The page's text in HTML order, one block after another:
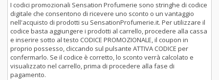
I codici promozionali Sensation Profumerie sono stringhe di codice
digitale che consentono di ricevere uno sconto o un vantaggio
nell'acquisto di prodotti su SensationProfumerie.it. Per utilizzare il
codice basta aggiungere i prodotti al carrello, procedere alla cassa
e inserire sotto al testo CODICE PROMOZIONALE, il coupon in
proprio possesso, cliccando sul pulsante ATTIVA CODICE per
confermarlo. Se il codice è corretto, lo sconto verrà calcolato e
visualizzato nel carrello, prima di procedere alla fase di
pagamento.